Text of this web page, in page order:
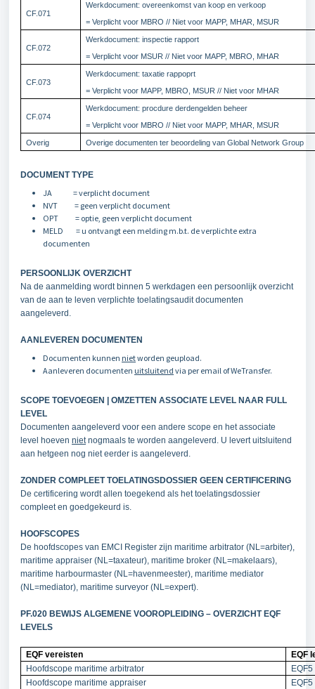
CF.071
Werkdocument: overeenkomst van koop en verkoop
= Verplicht voor MBRO // Niet voor MAPP, MHAR, MSUR
CF.072
Werkdocument: inspectie rapport
= Verplicht voor MSUR // Niet voor MAPP, MBRO, MHAR
CF.073
Werkdocument: taxatie rappoprt
= Verplicht voor MAPP, MBRO, MSUR // Niet voor MHAR
CF.074
Werkdocument: procdure derdengelden beheer
= Verplicht voor MBRO // Niet voor MAPP, MHAR, MSUR
Overig Overige documenten ter beoordeling van Global Network Group
DOCUMENT TYPE
JA = verplicht document
NVT = geen verplicht document
OPT = optie, geen verplicht document
MELD = u ontvangt een melding m.b.t. de verplichte extra
documenten
PERSOONLIJK OVERZICHT
Na de aanmelding wordt binnen 5 werkdagen een persoonlijk overzicht
van de aan te leven verplichte toelatingsaudit documenten
aangeleverd.
AANLEVEREN DOCUMENTEN
Documenten kunnen nietworden geupload.
Aanleveren documenten uitsluitend via per email of WeTransfer.
SCOPE TOEVOEGEN | OMZETTEN ASSOCIATE LEVEL NAAR FULL
LEVEL
Documenten aangeleverd voor een andere scope en het associate
level hoeven nietnogmaals te worden aangeleverd. U levert uitsluitend
aan hetgeen nog niet eerder is aangeleverd.
ZONDER COMPLEET TOELATINGSDOSSIER GEEN CERTIFICERING
De certificering wordt allen toegekend als het toelatingsdossier
compleet en goedgekeurd is.
HOOFSCOPES
De hoofdscopes van EMCI Register zijn maritime arbitrator (NL=arbiter),
maritime appraiser (NL=taxateur), maritime broker (NL=makelaars),
maritime harbourmaster (NL=havenmeester), maritime mediator
(NL=mediator), maritime surveyor (NL=expert).
PF.020 BEWIJS ALGEMENE VOOROPLEIDING – OVERZICHT EQF
LEVELS
EQF vereisten
EQF
Hoofdscope maritime arbitrator
Hoofdscope maritime appraiser